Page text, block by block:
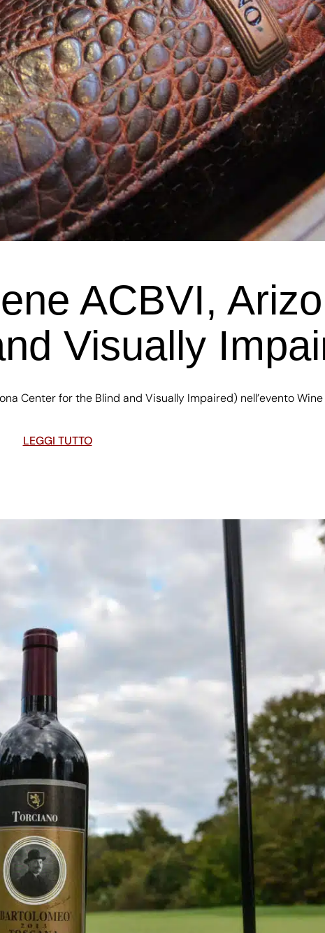
ACBVI,
Visually
Center for the Blind and Visually Impaired) nell’evento
LEGGI TUTTO